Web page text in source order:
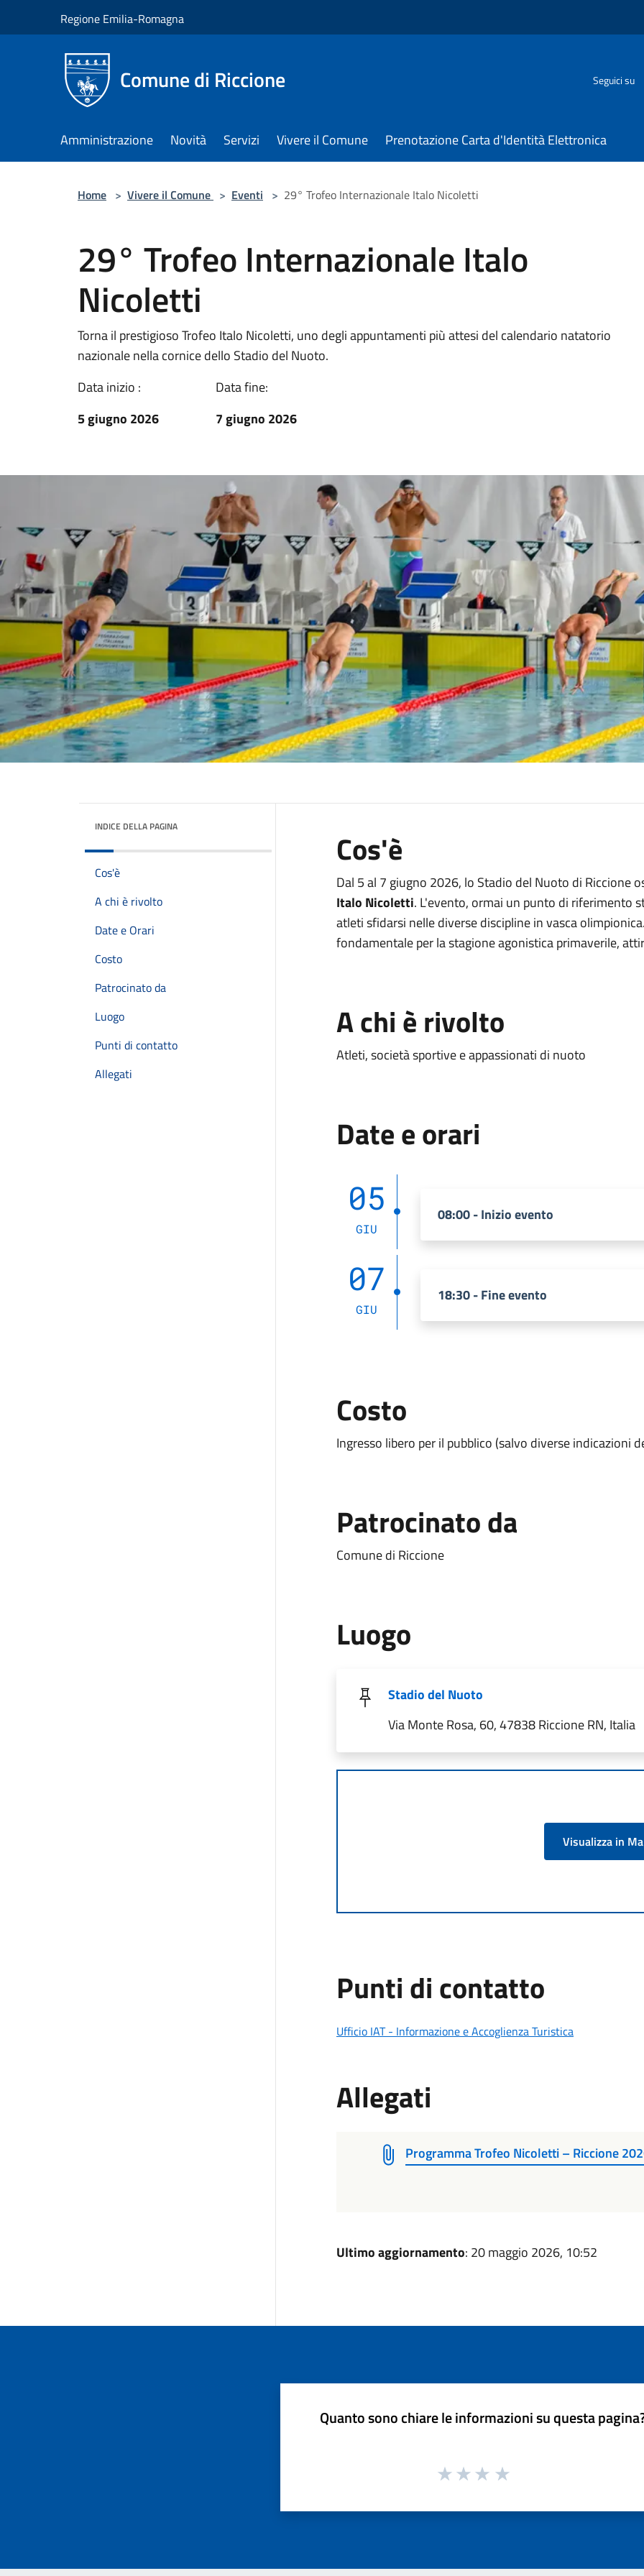
Regione Emilia-Romagna
Comune di Riccione Seguici su
Amministrazione Novità Servizi Vivere il Comune Prenotazione Carta d'Identità Elettronica
Home > Vivere il Comune > Eventi > 29° Trofeo Internazionale Italo Nicoletti
29° Trofeo Internazionale Italo
Nicoletti
Torna il prestigioso Trofeo Italo Nicoletti, uno degli appuntamenti più attesi del calendario natatorio
nazionale nella cornice dello Stadio del Nuoto.
Data inizio :
5 giugno 2026
Data fine:
7 giugno 2026
INDICE DELLA PAGINA
Cos'è
A chi è rivolto
Date e Orari
Costo
Patrocinato da
Luogo
Punti di contatto
Allegati
Cos'è
Dal 5 al 7 giugno 2026, lo Stadio del Nuoto di Riccione
Italo Nicoletti. L'evento, ormai un punto di riferimento
atleti sfidarsi nelle diverse discipline in vasca
fondamentale per la stagione agonistica primaverile,
A chi è rivolto
Atleti, società sportive e appassionati di nuoto
Date e orari
05
GIU
08:00 - Inizio evento
07
GIU
18:30 - Fine evento
Costo
Ingresso libero per il pubblico (salvo diverse indicazioni
Patrocinato da
Comune di Riccione
Luogo
Stadio del Nuoto
Via Monte Rosa, 60, 47838 Riccione RN, Italia
Visualizza in
Punti di contatto
Ufficio IAT - Informazione e Accoglienza Turistica
Allegati
Programma Trofeo Nicoletti – Riccione
Ultimo aggiornamento: 20 maggio 2026, 10:52
Quanto sono chiare le informazioni su questa